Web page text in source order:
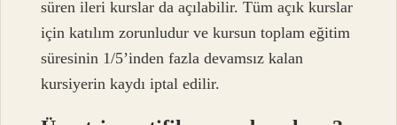
süren ileri kurslar da açılabilir. Tüm açık kurslar
için katılım zorunludur ve kursun toplam eğitim
süresinin 1/5’inden fazla devamsız kalan
kursiyerin kaydı iptal edilir.